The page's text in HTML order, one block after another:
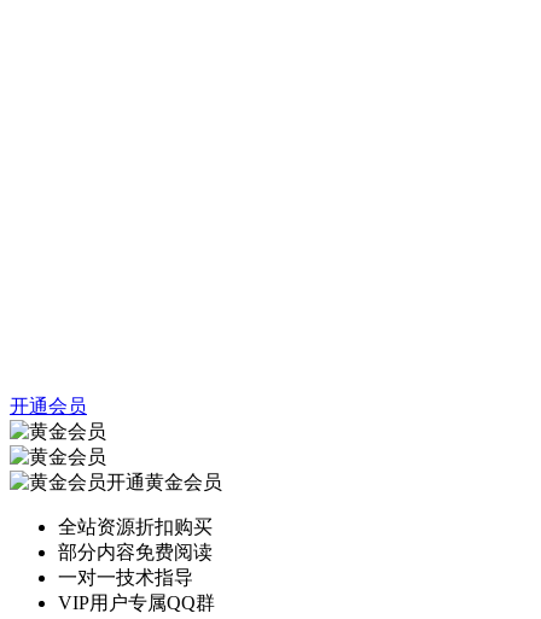
开通会员
开通黄金会员
全站资源折扣购买
部分内容免费阅读
一对一技术指导
VIP用户专属QQ群